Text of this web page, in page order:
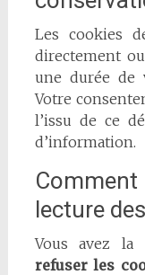
Les cookies
directement
une durée de
Votre
l’issu de ce
d’information.
lecture
Vous avez la
refuser les